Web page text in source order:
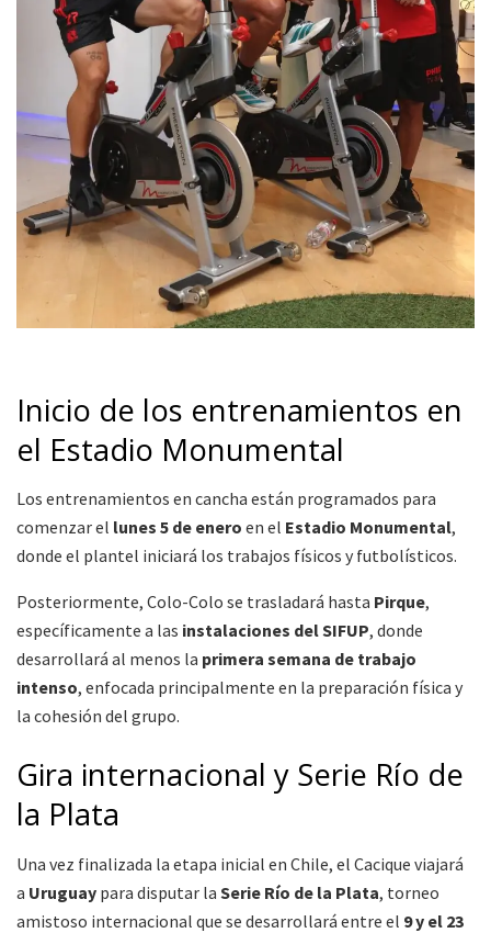
Inicio de los entrenamientos en
el Estadio Monumental
Los entrenamientos en cancha están programados para
comenzar el lunes 5 de enero en el Estadio Monumental,
donde el plantel iniciará los trabajos físicos y futbolísticos.
Posteriormente, Colo-Colo se trasladará hasta Pirque,
específicamente a las instalaciones del SIFUP, donde
desarrollará al menos la primera semana de trabajo
intenso, enfocada principalmente en la preparación física y
la cohesión del grupo.
Gira internacional y Serie Río de
la Plata
Una vez finalizada la etapa inicial en Chile, el Cacique viajará
a Uruguay para disputar la Serie Río de la Plata, torneo
amistoso internacional que se desarrollará entre el 9 y el 23